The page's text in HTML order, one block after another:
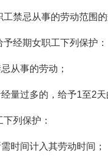
禁忌从事的劳动范围的
经期女职工下列保护：
从事的劳动；
量过多的，给予1至2天
列保护：
时间计入其劳动时间；